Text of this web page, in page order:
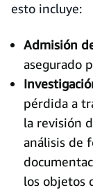
esto incluye:
Admisión
asegurado
pérdida a
la revisión
análisis de
los objetos